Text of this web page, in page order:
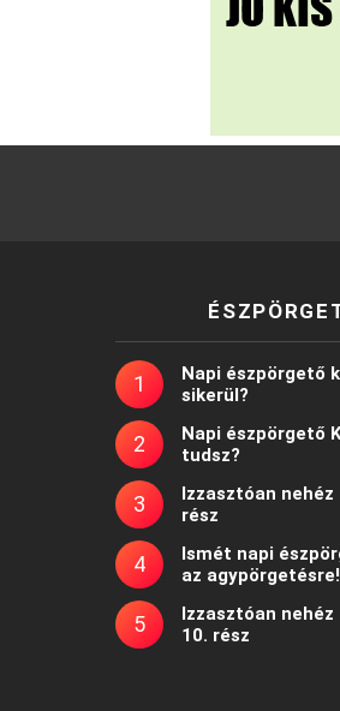
Napi észpörgető
sikerül?
Napi észpörgető
tudsz?
Izzasztóan nehéz
rész
Ismét napi
az agypörgetésre!
Izzasztóan nehéz
10. rész